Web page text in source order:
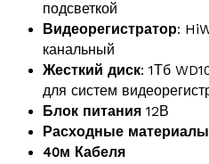
подсветкой
Видеорегистратор:
канальный
Жесткий диск: 1Тб
для систем
Блок питания 12В
Расходные материалы
40м Кабеля